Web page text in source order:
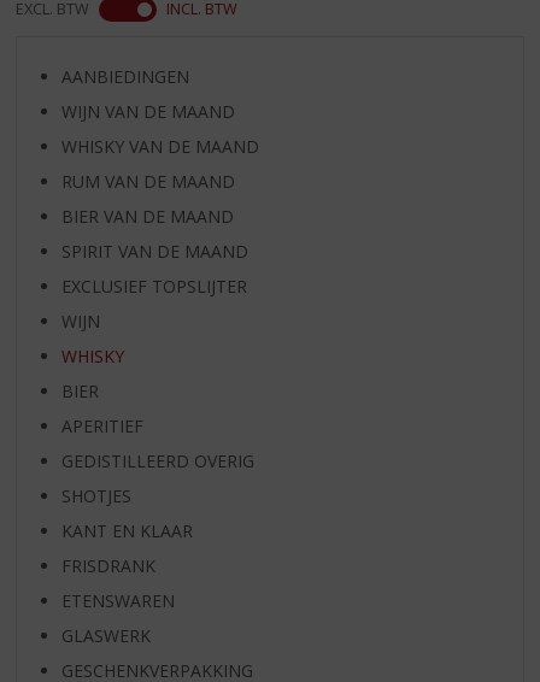
EXCL. BTW INCL. BTW
AANBIEDINGEN
WIJN VAN DE MAAND
WHISKY VAN DE MAAND
RUM VAN DE MAAND
BIER VAN DE MAAND
SPIRIT VAN DE MAAND
EXCLUSIEF TOPSLIJTER
WIJN
WHISKY
BIER
APERITIEF
GEDISTILLEERD OVERIG
SHOTJES
KANT EN KLAAR
FRISDRANK
ETENSWAREN
GLASWERK
GESCHENKVERPAKKING